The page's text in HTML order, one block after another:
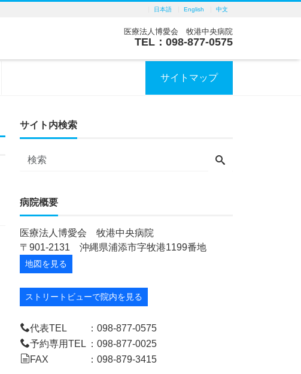
日本語 English 中文
医療法人博愛会 牧港中央病院
TEL：098-877-0575
サイトマップ
サイト内検索
病院概要
医療法人博愛会 牧港中央病院
〒901-2131 沖縄県浦添市字牧港1199番地
地図を見る
ストリートビューで院内を見る
代表TEL
：098-877-0575
予約専用TEL ：098-877-0025
FAX
：098-879-3415